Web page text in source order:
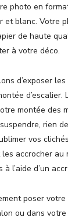
photo en
et blanc. Votre
de haute
à votre déco.
d’exposer les
montée des
rien
vos
accrocher au
l’aide d’un
poser
ou dans